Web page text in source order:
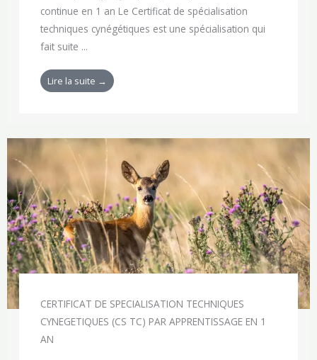
continue en 1 an Le Certificat de spécialisation
techniques cynégétiques est une spécialisation qui
fait suite ...
Lire la suite →
CERTIFICAT DE SPECIALISATION TECHNIQUES
CYNEGETIQUES (CS TC) PAR APPRENTISSAGE EN 1
AN